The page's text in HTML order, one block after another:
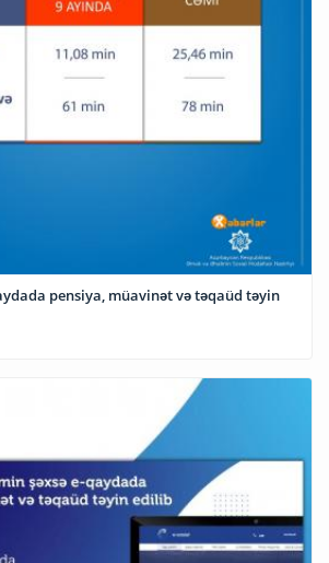
pensiya, müavinət və təqaüd təyin